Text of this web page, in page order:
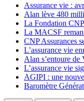
Assurance vie :
Alan lève 480
La Fondation
La MACSF
CNP Assurances
L’assurance vie
Alan s’entoure
L’assurance vie
AGIPI : une
Baromètre